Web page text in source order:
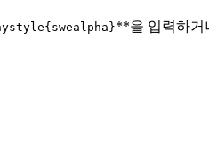
**을 입력하거